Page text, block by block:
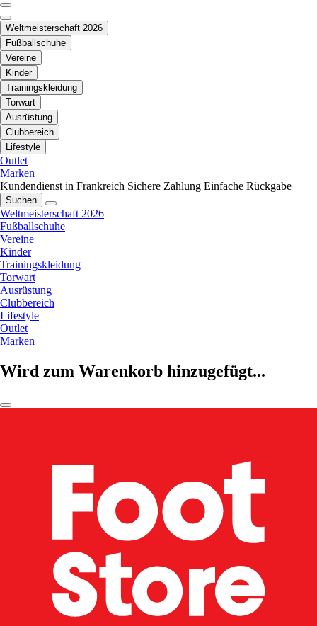
Weltmeisterschaft 2026
Fußballschuhe
Vereine
Kinder
Trainingskleidung
Torwart
Ausrüstung
Clubbereich
Lifestyle
Outlet
Marken
Kundendienst in Frankreich Sichere Zahlung Einfache Rückgabe
Suchen
Weltmeisterschaft 2026
Fußballschuhe
Vereine
Kinder
Trainingskleidung
Torwart
Ausrüstung
Clubbereich
Lifestyle
Outlet
Marken
Wird zum Warenkorb hinzugefügt...